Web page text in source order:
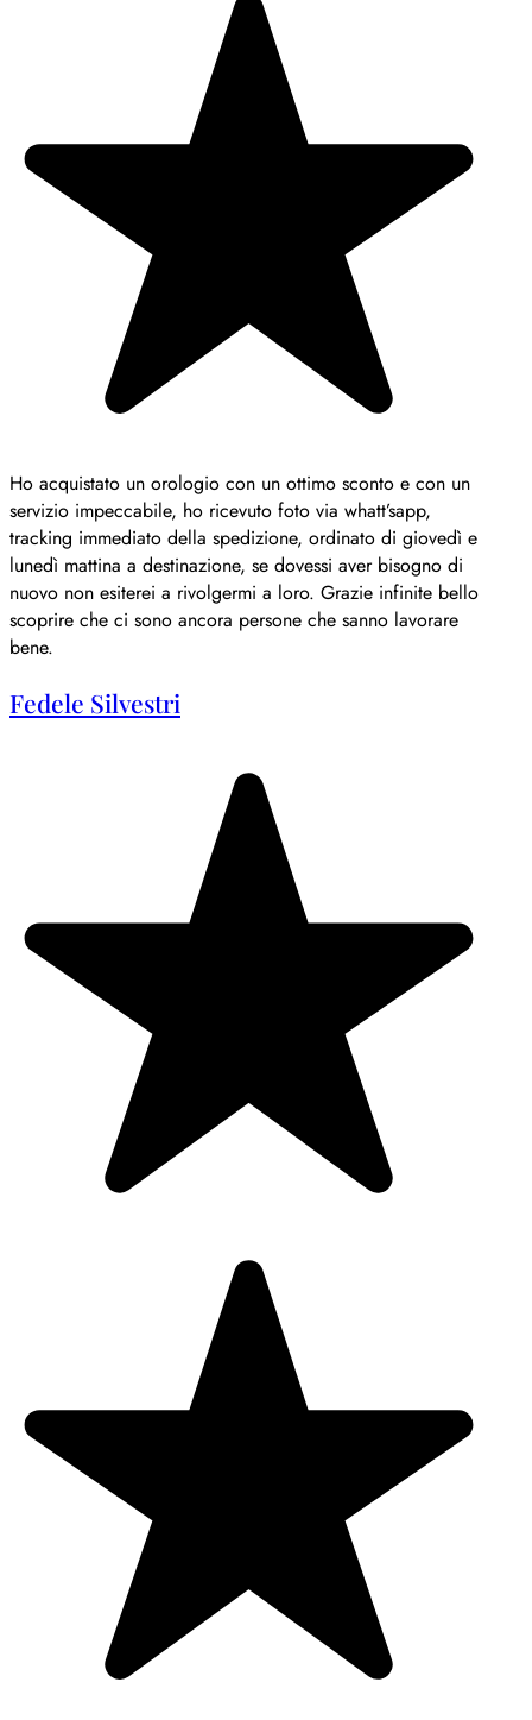
Ho acquistato un orologio con un ottimo sconto e con un
servizio impeccabile, ho ricevuto foto via whatt’sapp,
tracking immediato della spedizione, ordinato di giovedì e
lunedì mattina a destinazione, se dovessi aver bisogno di
nuovo non esiterei a rivolgermi a loro. Grazie infinite bello
scoprire che ci sono ancora persone che sanno lavorare
bene.
Fedele Silvestri